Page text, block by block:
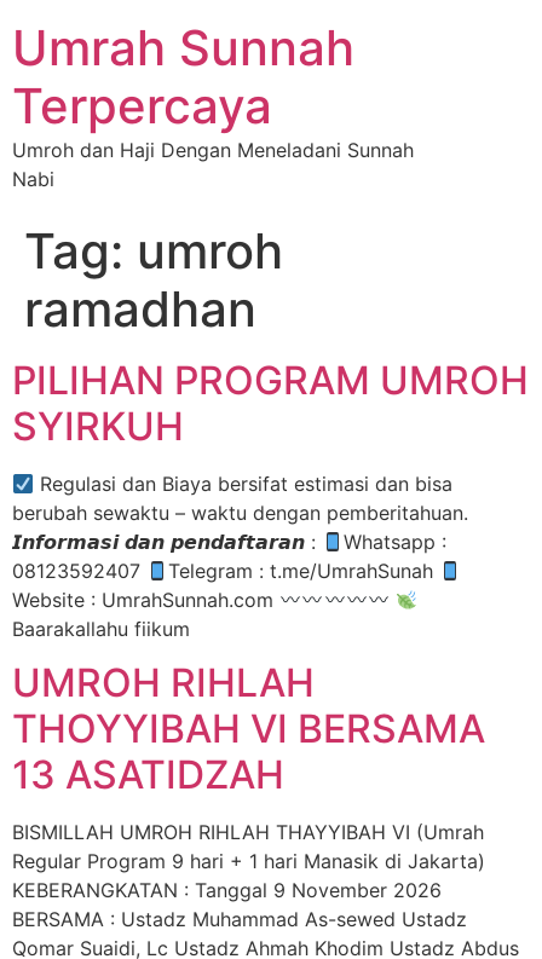
Umrah Sunnah
Terpercaya
Umroh dan Haji Dengan Meneladani Sunnah
Nabi
Tag: umroh
ramadhan
PILIHAN PROGRAM UMROH
SYIRKUH
Regulasi dan Biaya bersifat estimasi dan bisa
berubah sewaktu – waktu dengan pemberitahuan.
𝙄𝙣𝙛𝙤𝙧𝙢𝙖𝙨𝙞 𝙙𝙖𝙣 𝙥𝙚𝙣𝙙𝙖𝙛𝙩𝙖𝙧𝙖𝙣 :
Whatsapp :
08123592407
Telegram : t.me/UmrahSunah
Website : UmrahSunnah.com
Baarakallahu fiikum
UMROH RIHLAH
THOYYIBAH VI BERSAMA
13 ASATIDZAH
BISMILLAH UMROH RIHLAH THAYYIBAH VI (Umrah
Regular Program 9 hari + 1 hari Manasik di Jakarta)
KEBERANGKATAN : Tanggal 9 November 2026
BERSAMA : Ustadz Muhammad As-sewed Ustadz
Qomar Suaidi, Lc Ustadz Ahmah Khodim Ustadz Abdus